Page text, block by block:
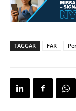
TAGGAR FAR